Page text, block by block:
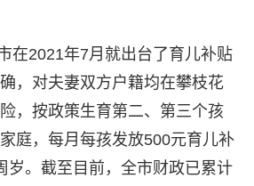
在2021年7月就出台了育儿补贴
，对夫妻双方户籍均在攀枝花
，按政策生育第二、第三个孩
庭，每月每孩发放500元育儿补
岁。截至目前，全市财政已累计